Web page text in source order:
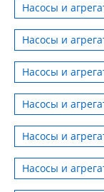
Насосы и
Насосы и
Насосы и
Насосы и
Насосы и
Насосы и